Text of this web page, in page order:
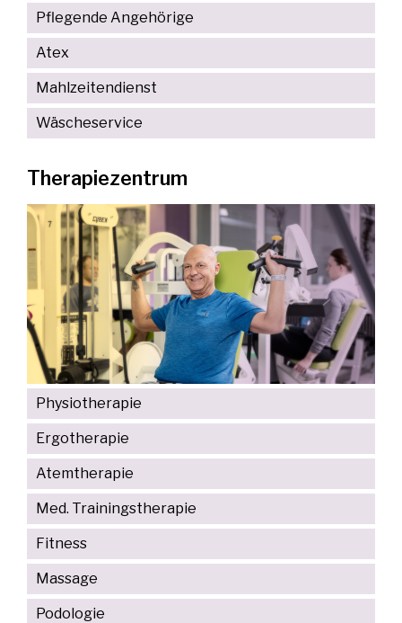
Pflegende Angehörige
Atex
Mahlzeitendienst
Wäscheservice
Therapiezentrum
Physiotherapie
Ergotherapie
Atemtherapie
Med. Trainingstherapie
Fitness
Massage
Podologie